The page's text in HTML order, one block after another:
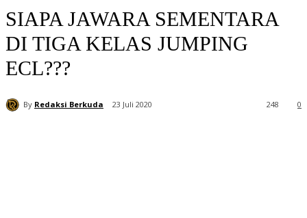
SIAPA JAWARA SEMENTARA
DI TIGA KELAS JUMPING
ECL???
By Redaksi Berkuda 23 Juli 2020 0
248